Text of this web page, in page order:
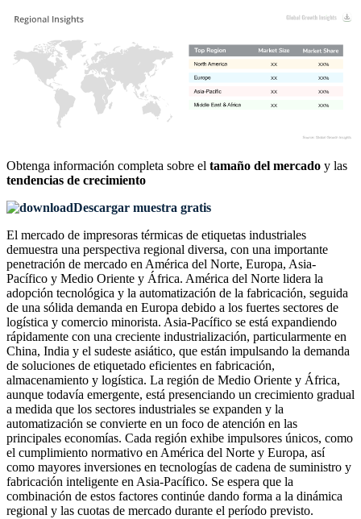
XX%
XX
XX%
XX
XX%
XX
XX%
XX
Obtenga información completa sobre el tamaño del mercado y las
tendencias de crecimiento
Descargar muestra gratis
El mercado de impresoras térmicas de etiquetas industriales
demuestra una perspectiva regional diversa, con una importante
penetración de mercado en América del Norte, Europa, Asia-
Pacífico y Medio Oriente y África. América del Norte lidera la
adopción tecnológica y la automatización de la fabricación, seguida
de una sólida demanda en Europa debido a los fuertes sectores de
logística y comercio minorista. Asia-Pacífico se está expandiendo
rápidamente con una creciente industrialización, particularmente en
China, India y el sudeste asiático, que están impulsando la demanda
de soluciones de etiquetado eficientes en fabricación,
almacenamiento y logística. La región de Medio Oriente y África,
aunque todavía emergente, está presenciando un crecimiento gradual
a medida que los sectores industriales se expanden y la
automatización se convierte en un foco de atención en las
principales economías. Cada región exhibe impulsores únicos, como
el cumplimiento normativo en América del Norte y Europa, así
como mayores inversiones en tecnologías de cadena de suministro y
fabricación inteligente en Asia-Pacífico. Se espera que la
combinación de estos factores continúe dando forma a la dinámica
regional y las cuotas de mercado durante el período previsto.